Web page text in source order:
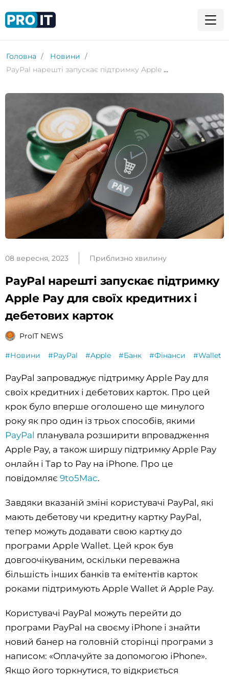
Головна
Новини
PayPal нарешті запускає підтримку Apple Pay для своїх кредитних і дебетових карток
08 вересня, 2023 Приблизно хвилину
PayPal нарешті запускає підтримку
Apple Pay для своїх кредитних і
дебетових карток
ProIT NEWS
#Новини #PayPal #Apple #Банк #Фінанси #Wallet
PayPal запроваджує підтримку Apple Pay для
своїх кредитних і дебетових карток. Про цей
крок було вперше оголошено ще минулого
року як про один із трьох способів, якими
PayPal планувала розширити впровадження
Apple Pay, а також ширшу підтримку Apple Pay
онлайн і Tap to Pay на iPhone. Про це
повідомляє 9to5Mac.
Завдяки вказаній зміні користувачі PayPal, які
мають дебетову чи кредитну картку PayPal,
тепер можуть додавати свою картку до
програми Apple Wallet. Цей крок був
довгоочікуваним, оскільки переважна
більшість інших банків та емітентів карток
роками підтримують Apple Wallet й Apple Pay.
Користувачі PayPal можуть перейти до
програми PayPal на своєму iPhone і знайти
новий банер на головній сторінці програми з
написом: «Оплачуйте за допомогою iPhone».
Якщо його торкнутися, то відкриється